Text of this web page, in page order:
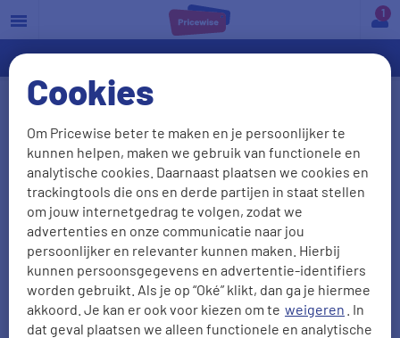
Cookies
Om Pricewise beter te maken en je persoonlijker te
kunnen helpen, maken we gebruik van functionele en
analytische cookies. Daarnaast plaatsen we cookies en
trackingtools die ons en derde partijen in staat stellen
om jouw internetgedrag te volgen, zodat we
advertenties en onze communicatie naar jou
persoonlijker en relevanter kunnen maken. Hierbij
kunnen persoonsgegevens en advertentie-identifiers
worden gebruikt. Als je op “Oké” klikt, dan ga je hiermee
akkoord. Je kan er ook voor kiezen om te weigeren . In
dat geval plaatsen we alleen functionele en analytische
a
VerzekeraarsInBeeld, een initiatief van het
Verbond van Verzekeraars, is een jaarlijks
onderzoek naar de klantbediening van schade- en
levensverzekeraars. Benieuwd of jouw verzekeraar
dit jaar een goed cijfer heeft behaald? Wij hebben
de beoordelingen van schadeverzekeraars voor je
op een rij gezet.